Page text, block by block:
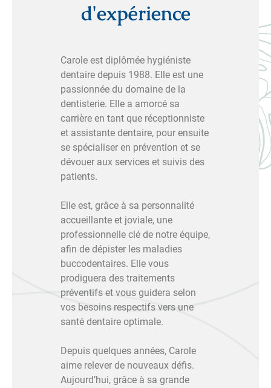
d'expérience
Carole est diplômée hygiéniste
dentaire depuis 1988. Elle est une
passionnée du domaine de la
dentisterie. Elle a amorcé sa
carrière en tant que réceptionniste
et assistante dentaire, pour ensuite
se spécialiser en prévention et se
dévouer aux services et suivis des
patients.
Elle est, grâce à sa personnalité
accueillante et joviale, une
professionnelle clé de notre équipe,
afin de dépister les maladies
buccodentaires. Elle vous
prodiguera des traitements
préventifs et vous guidera selon
vos besoins respectifs vers une
santé dentaire optimale.
Depuis quelques années, Carole
aime relever de nouveaux défis.
Aujourd’hui, grâce à sa grande